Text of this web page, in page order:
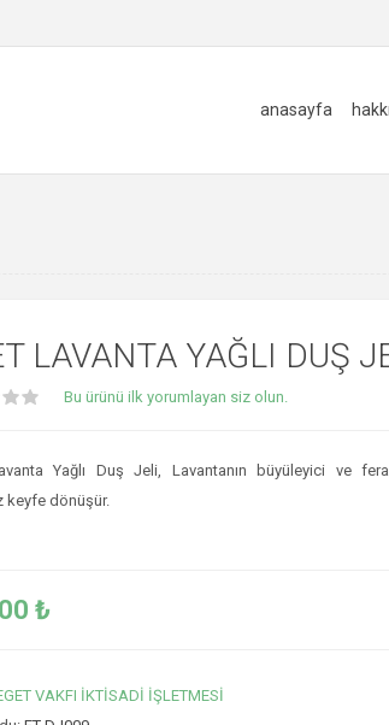
anasayfa
LAVANTA YAĞLI DUŞ
Bu ürünü ilk yorumlayan siz olun.
Yağlı Duş Jeli, Lavantanın büyüleyici ve
keyfe dönüşür.
₺
VAKFI İKTİSADİ İŞLETMESİ